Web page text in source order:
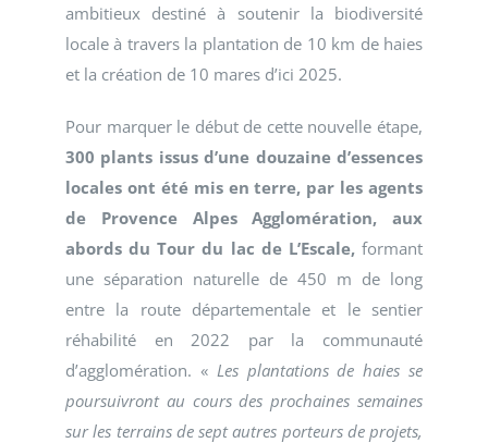
ambitieux destiné à soutenir la biodiversité
locale à travers la plantation de 10 km de haies
et la création de 10 mares d’ici 2025.
Pour marquer le début de cette nouvelle étape,
300 plants issus d’une douzaine d’essences
locales ont été mis en terre, par les agents
de Provence Alpes Agglomération, aux
abords du Tour du lac de L’Escale, formant
une séparation naturelle de 450 m de long
entre la route départementale et le sentier
réhabilité en 2022 par la communauté
d’agglomération. « Les plantations de haies se
poursuivront au cours des prochaines semaines
sur les terrains de sept autres porteurs de projets,